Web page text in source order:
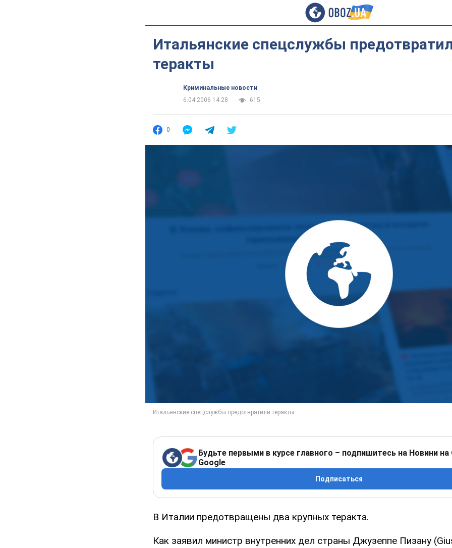
Итальянские спецслужбы
теракты
Криминальные новости
6.04.2006 14:28
615
0
Будьте первыми в курсе главного – подпишитесь на Новини на
Google
Подписаться
В Италии предотвращены два крупных теракта.
Как заявил министр внутренних дел страны Джузеппе Пизану